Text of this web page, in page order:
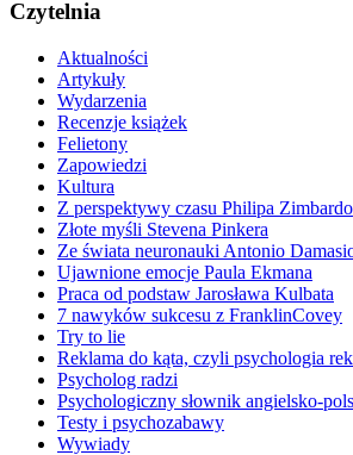
Czytelnia
Aktualności
Artykuły
Wydarzenia
Recenzje książek
Felietony
Zapowiedzi
Kultura
Z perspektywy czasu Philipa Zimbardo
Złote myśli Stevena Pinkera
Ze świata neuronauki Antonio
Ujawnione emocje Paula Ekmana
Praca od podstaw Jarosława Kulbata
7 nawyków sukcesu z FranklinCovey
Try to lie
Reklama do kąta, czyli psychologia
Psycholog radzi
Psychologiczny słownik angielsko-
Testy i psychozabawy
Wywiady